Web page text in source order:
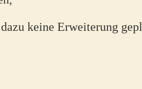
keine Erweiterung